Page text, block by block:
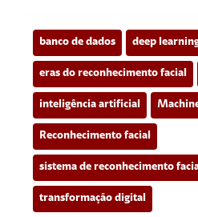
banco de dados deep
eras do reconhecimento facial
inteligência artificial
Reconhecimento facial
sistema de reconhecimento
transformação digital